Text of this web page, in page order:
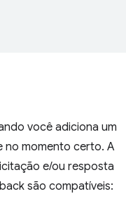
você adiciona um
no momento certo. A
e/ou resposta
são compatíveis: